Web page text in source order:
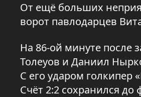
От ещё больших
ворот павлодарцев
На 86-ой минуте после
Толеуов и Даниил
С его ударом голкипер
Счёт 2:2 сохранился до